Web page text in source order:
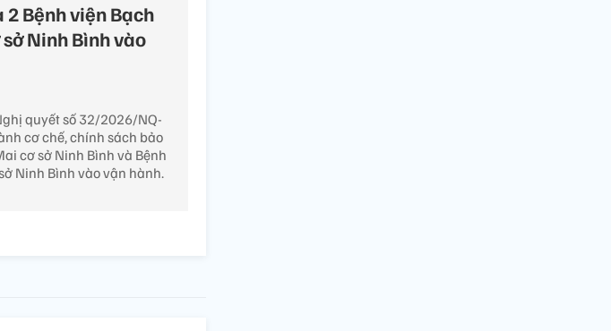
Bệnh viện Bạch
Ninh Bình vào
quyết số 32/2026/NQ-
cơ chế, chính sách bảo
cơ sở Ninh Bình và Bệnh
Ninh Bình vào vận hành.